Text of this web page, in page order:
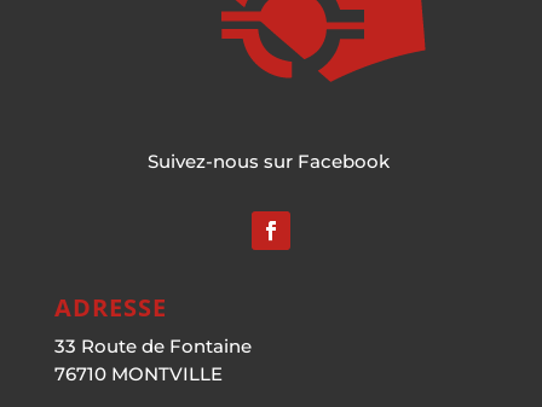
Suivez-nous sur Facebook
ADRESSE
33 Route de Fontaine
76710 MONTVILLE